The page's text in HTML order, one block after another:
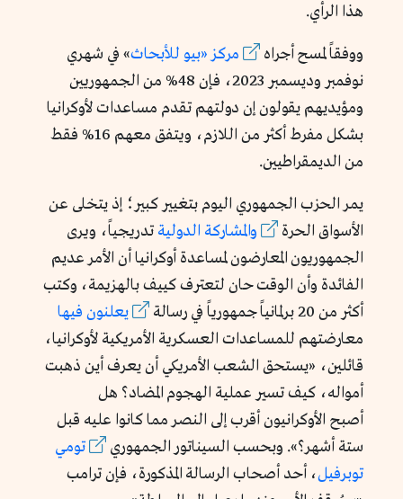
هذا الرأي.
ووفقاً لمسح أجراه مركز «بيو للأبحاث» في شهري
نوفمبر وديسمبر 2023، فإن 48% من الجمهوريين
ومؤيديهم يقولون إن دولتهم تقدم مساعدات لأوكرانيا
بشكل مفرط أكثر من اللازم، ويتفق معهم 16% فقط
من الديمقراطيين.
يمر الحزب الجمهوري اليوم بتغيير كبير؛ إذ يتخلى عن
الأسواق الحرة
والمشاركة الدولية تدريجياً، ويرى
الجمهوريون المعارضون لمساعدة أوكرانيا أن الأمر عديم
الفائدة وأن الوقت حان لتعترف كييف بالهزيمة، وكتب
أكثر من 20 برلمانياً جمهورياً في رسالة
يعلنون فيها
معارضتهم للمساعدات العسكرية الأمريكية لأوكرانيا،
قائلين، «يستحق الشعب الأمريكي أن يعرف أين ذهبت
أمواله، كيف تسير عملية الهجوم المضاد؟ هل
أصبح الأوكرانيون أقرب إلى النصر مما كانوا عليه قبل
ستة أشهر؟». وبحسب السيناتور الجمهوري
تومي
توبرفيل، أحد أصحاب الرسالة المذكورة، فإن ترامب